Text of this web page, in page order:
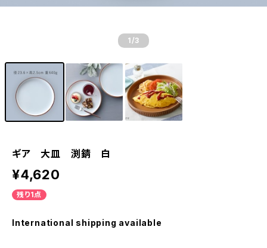
1 /3
ギア 大皿 渕錆 白
¥4,620
残り1点
International shipping available